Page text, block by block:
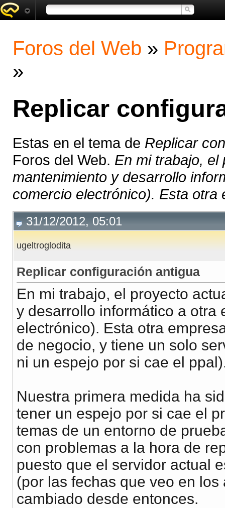
Foros del Web »
»
Replicar
Estas en el tema de Replicar
Foros del Web. En mi trabajo,
mantenimiento y desarrollo
comercio electrónico). Esta otra
31/12/2012, 05:01
ugeltroglodita
Replicar configuración antigua
En mi trabajo, el proyecto
y desarrollo informático a otra
electrónico). Esta otra
de negocio, y tiene un solo
ni un espejo por si cae el
Nuestra primera medida ha
tener un espejo por si cae el
temas de un entorno de
con problemas a la hora de
puesto que el servidor actual
(por las fechas que veo en
cambiado desde entonces.